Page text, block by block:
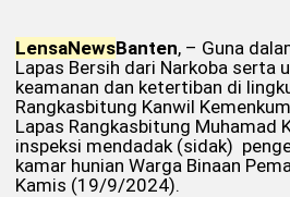
LensaNewsBanten, – Guna
Lapas Bersih dari Narkoba serta
keamanan dan ketertiban di
Rangkasbitung Kanwil
Lapas Rangkasbitung Muhamad
inspeksi mendadak (sidak)
kamar hunian Warga Binaan
Kamis (19/9/2024).